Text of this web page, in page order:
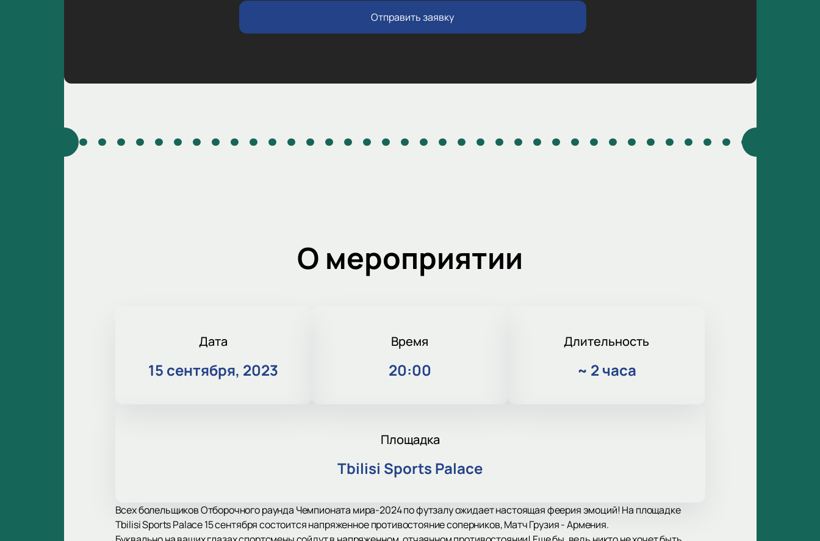
Отправить заявку
О мероприятии
Дата
15 сентября, 2023
Время
20:00
Длительность
~ 2 часа
Площадка
Tbilisi Sports Palace
Всех болельщиков Отборочного раунда Чемпионата мира-2024 по футзалу ожидает настоящая феерия эмоций! На площадке
Tbilisi Sports Palace 15 сентября состоится напряженное противостояние соперников, Матч Грузия - Армения.